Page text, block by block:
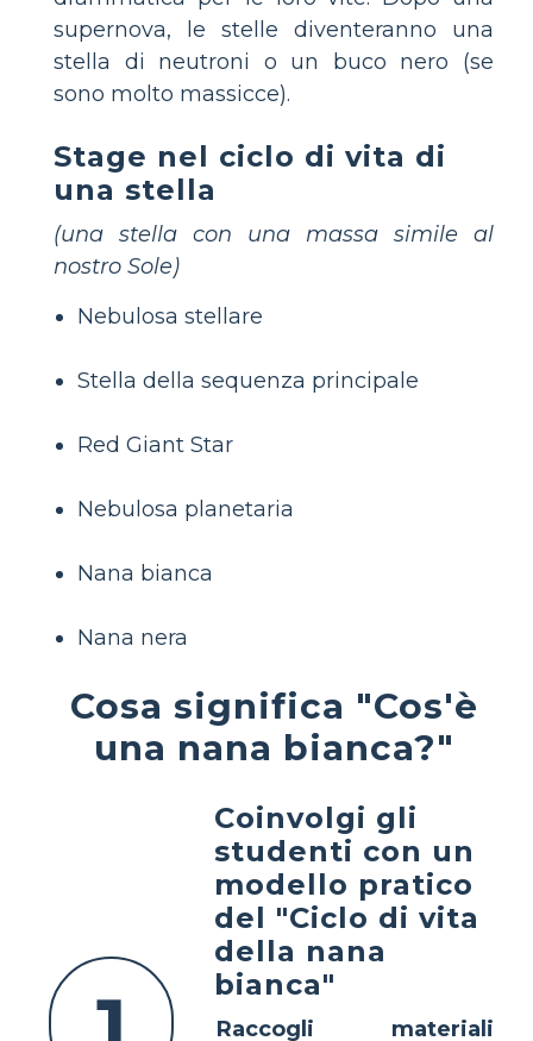
supernova, le stelle diventeranno una
stella di neutroni o un buco nero (se
sono molto massicce).
Stage nel ciclo di vita di
una stella
(una stella con una massa simile al
nostro Sole)
Nebulosa stellare
Stella della sequenza principale
Red Giant Star
Nebulosa planetaria
Nana bianca
Nana nera
Cosa significa "Cos'è
una nana bianca?"
Coinvolgi gli
studenti con un
modello pratico
del "Ciclo di vita
della nana
bianca"
Raccogli materiali